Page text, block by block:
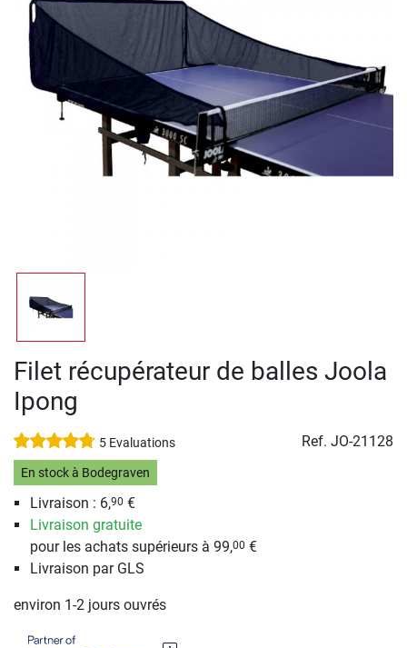
Filet récupérateur de balles Joola
Ipong
5 Evaluations Ref. JO-21128
En stock à Bodegraven
Livraison : 6,90 €
Livraison gratuite
pour les achats supérieurs à 99,00 €
Livraison par GLS
environ 1-2 jours ouvrés